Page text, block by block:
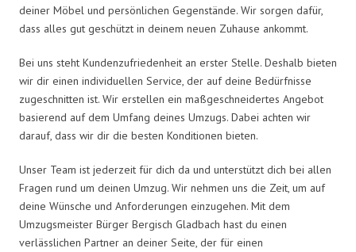
deiner Möbel und persönlichen Gegenstände. Wir sorgen dafür,
dass alles gut geschützt in deinem neuen Zuhause ankommt.
Bei uns steht Kundenzufriedenheit an erster Stelle. Deshalb bieten
wir dir einen individuellen Service, der auf deine Bedürfnisse
zugeschnitten ist. Wir erstellen ein maßgeschneidertes Angebot
basierend auf dem Umfang deines Umzugs. Dabei achten wir
darauf, dass wir dir die besten Konditionen bieten.
Unser Team ist jederzeit für dich da und unterstützt dich bei allen
Fragen rund um deinen Umzug. Wir nehmen uns die Zeit, um auf
deine Wünsche und Anforderungen einzugehen. Mit dem
Umzugsmeister Bürger Bergisch Gladbach hast du einen
verlässlichen Partner an deiner Seite, der für einen